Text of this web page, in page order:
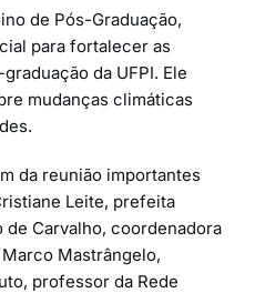
de Pós-Graduação,
para fortalecer as
da UFPI. Ele
mudanças climáticas
da reunião importantes
Leite, prefeita
de Carvalho, coordenadora
Mastrângelo,
professor da Rede